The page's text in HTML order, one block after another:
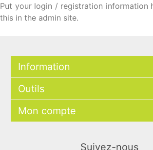
Put your login / registration information
this in the admin site.
Information
Outils
Mon compte
Suivez-nous